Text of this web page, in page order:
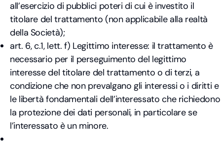
all’esercizio di pubblici poteri di cui è investito il
titolare del trattamento (non applicabile alla realtà
della Società);
art. 6, c.1, lett. f) Legittimo interesse: il trattamento è
necessario per il perseguimento del legittimo
interesse del titolare del trattamento o di terzi, a
condizione che non prevalgano gli interessi o i diritti e
le libertà fondamentali dell’interessato che richiedono
la protezione dei dati personali, in particolare se
l’interessato è un minore.